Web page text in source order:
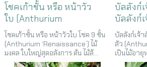
โชคเก้าชั้น หรือ หน้าวัว
ใบ (Anthurium
‘Renaissance’)
โชคเก้าชั้น หรือ หน้าวัวใบ โชค 9 ชั้น
(Anthurium ‘Renaissance’) ไม้
มงคล ใบใหญ่สุดอลังการ ต้น ไม้ล้...
บัลลังก์
บัลลังก์
บัลลังก์เจ้
สัว
เป็นไม้อายุ